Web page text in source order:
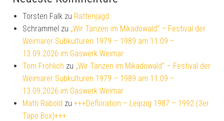
Torsten Falk zu Rattenjagd
Schrammel zu „Wir Tanzen im Mikadowald“ – Festival der
Weimarer Subkulturen 1979 – 1989 am 11.09 –
13.09.2026 im Gaswerk Weimar
Tom Fröhlich zu „Wir Tanzen im Mikadowald“ – Festival der
Weimarer Subkulturen 1979 – 1989 am 11.09 –
13.09.2026 im Gaswerk Weimar
Matti Rabold zu +++Defloration – Leipzig 1987 – 1992 (3er
Tape Box)+++